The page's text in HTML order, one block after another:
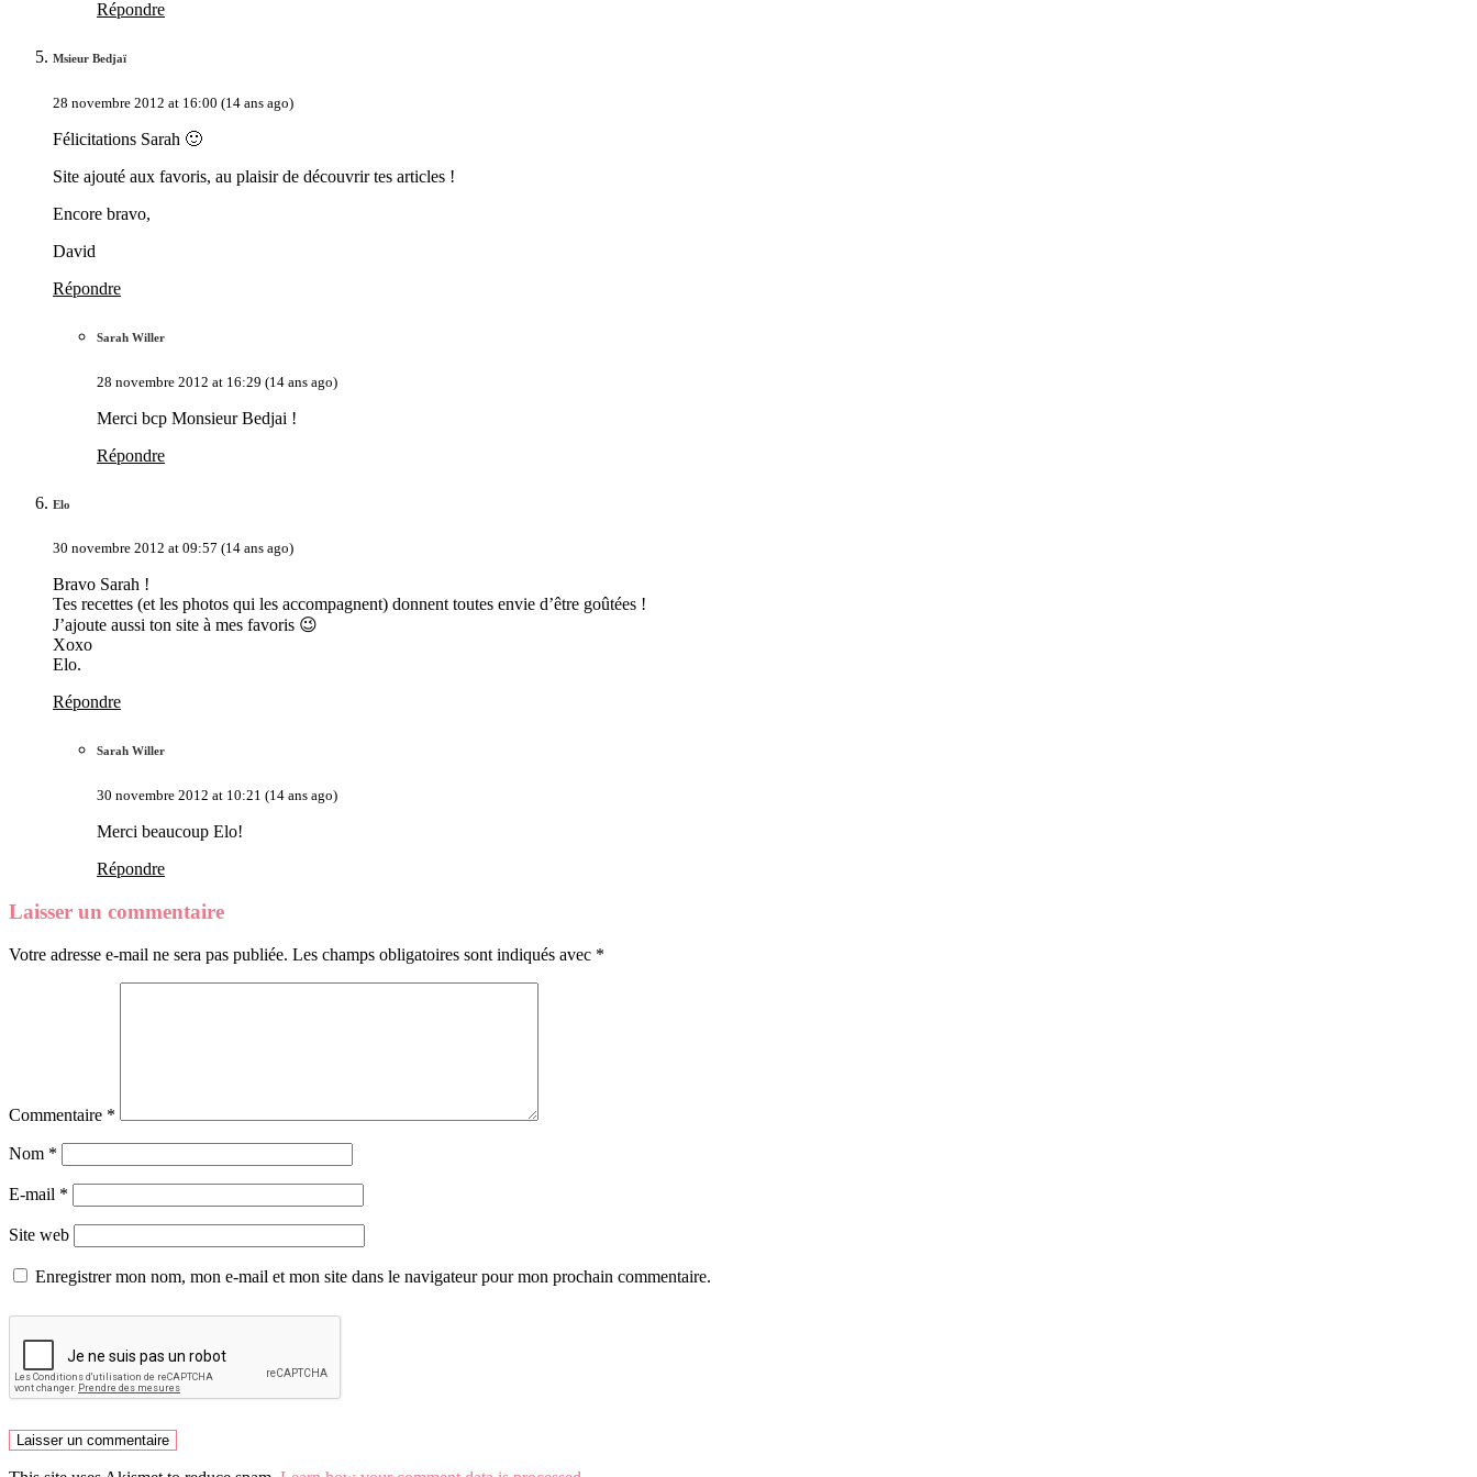
Répondre
Msieur Bedjaï
28 novembre 2012 at 16:00 (14 ans ago)
Félicitations Sarah 🙂
Site ajouté aux favoris, au plaisir de découvrir tes articles !
Encore bravo,
David
Répondre
Sarah Willer
28 novembre 2012 at 16:29 (14 ans ago)
Merci bcp Monsieur Bedjai !
Répondre
Elo
30 novembre 2012 at 09:57 (14 ans ago)
Bravo Sarah !
Tes recettes (et les photos qui les accompagnent) donnent toutes envie d’être goûtées !
J’ajoute aussi ton site à mes favoris 😉
Xoxo
Elo.
Répondre
Sarah Willer
30 novembre 2012 at 10:21 (14 ans ago)
Merci beaucoup Elo!
Répondre
Laisser un commentaire
Votre adresse e-mail ne sera pas publiée. Les champs obligatoires sont indiqués avec *
Commentaire *
Nom *
E-mail *
Site web
Enregistrer mon nom, mon e-mail et mon site dans le navigateur pour mon prochain commentaire.